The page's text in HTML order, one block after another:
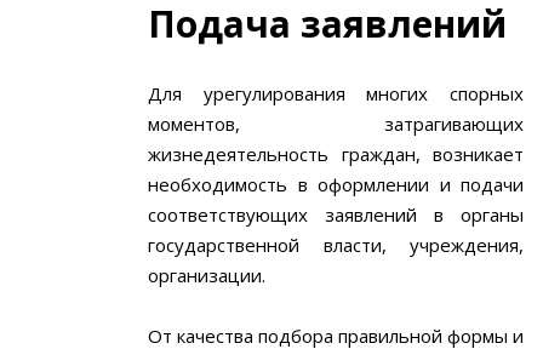
Подача заявлений
Для урегулирования многих спорных
моментов, затрагивающих
жизнедеятельность граждан, возникает
необходимость в оформлении и подачи
соответствующих заявлений в органы
государственной власти, учреждения,
организации.
От качества подбора правильной формы и